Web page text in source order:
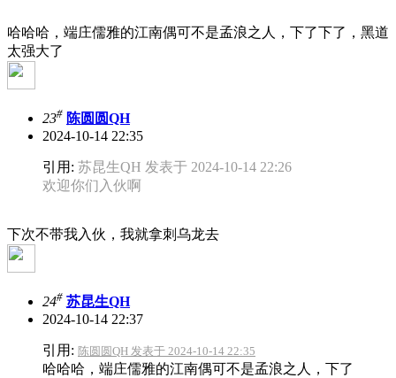
哈哈哈，端庄儒雅的江南偶可不是孟浪之人，下了下了，黑道
太强大了
23# 陈圆圆QH
2024-10-14 22:35
引用: 苏昆生QH 发表于 2024-10-14 22:26
欢迎你们入伙啊
下次不带我入伙，我就拿刺乌龙去
24# 苏昆生QH
2024-10-14 22:37
引用: 陈圆圆QH 发表于 2024-10-14 22:35
哈哈哈，端庄儒雅的江南偶可不是孟浪之人，下了